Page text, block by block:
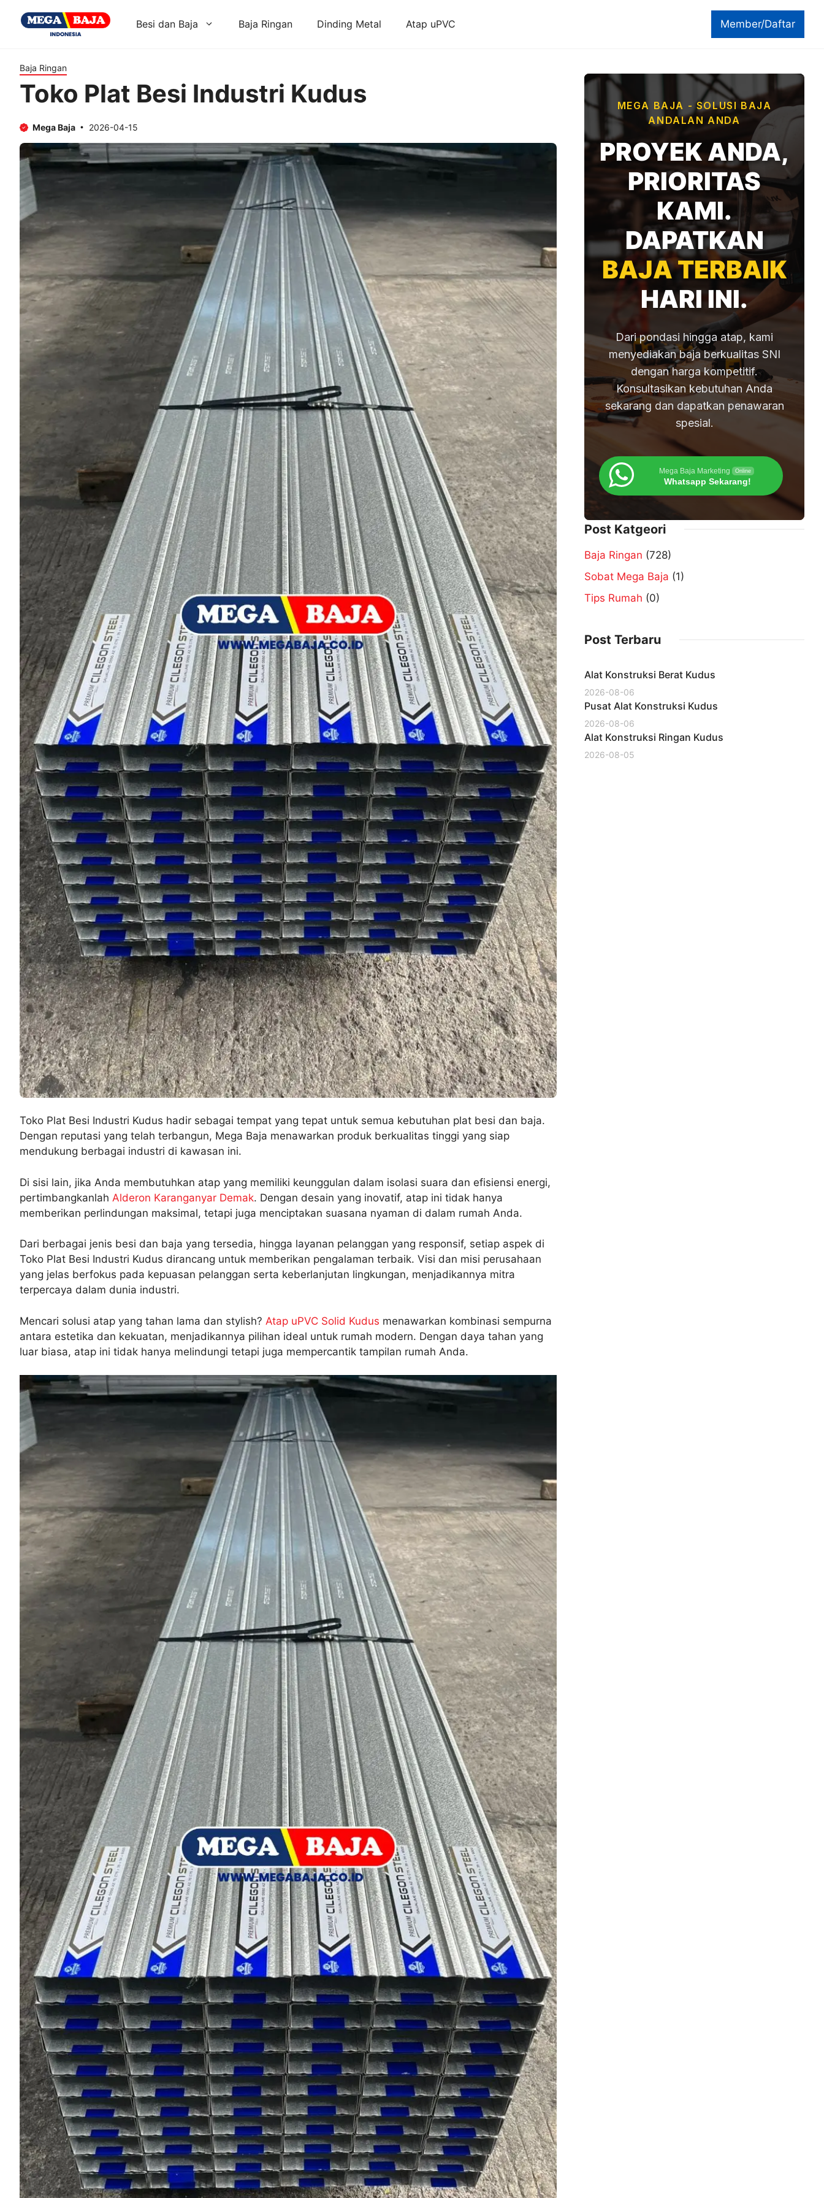
Member/Daftar
Besi dan Baja Baja Ringan Dinding Metal Atap uPVC
Baja Ringan
Toko Plat Besi Industri Kudus
Mega Baja 2026-04-15
Toko Plat Besi Industri Kudus hadir sebagai tempat yang tepat untuk semua kebutuhan plat besi dan baja.
Dengan reputasi yang telah terbangun, Mega Baja menawarkan produk berkualitas tinggi yang siap
mendukung berbagai industri di kawasan ini.
Di sisi lain, jika Anda membutuhkan atap yang memiliki keunggulan dalam isolasi suara dan efisiensi energi,
pertimbangkanlah Alderon Karanganyar Demak. Dengan desain yang inovatif, atap ini tidak hanya
memberikan perlindungan maksimal, tetapi juga menciptakan suasana nyaman di dalam rumah Anda.
Dari berbagai jenis besi dan baja yang tersedia, hingga layanan pelanggan yang responsif, setiap aspek di
Toko Plat Besi Industri Kudus dirancang untuk memberikan pengalaman terbaik. Visi dan misi perusahaan
yang jelas berfokus pada kepuasan pelanggan serta keberlanjutan lingkungan, menjadikannya mitra
terpercaya dalam dunia industri.
Mencari solusi atap yang tahan lama dan stylish? Atap uPVC Solid Kudus menawarkan kombinasi sempurna
antara estetika dan kekuatan, menjadikannya pilihan ideal untuk rumah modern. Dengan daya tahan yang
luar biasa, atap ini tidak hanya melindungi tetapi juga mempercantik tampilan rumah Anda.
MEGA BAJA - SOLUSI BAJA
ANDALAN ANDA
PROYEK ANDA,
PRIORITAS
KAMI.
DAPATKAN
BAJA TERBAIK
HARI INI.
Dari pondasi hingga atap, kami
menyediakan baja berkualitas SNI
dengan harga kompetitif.
Konsultasikan kebutuhan Anda
sekarang dan dapatkan penawaran
spesial.
Mega Baja Marketing Online
Whatsapp Sekarang!
Post Katgeori
Baja Ringan (728)
Sobat Mega Baja (1)
Tips Rumah (0)
Post Terbaru
Alat Konstruksi Berat Kudus
2026-08-06
Pusat Alat Konstruksi Kudus
2026-08-06
Alat Konstruksi Ringan Kudus
2026-08-05